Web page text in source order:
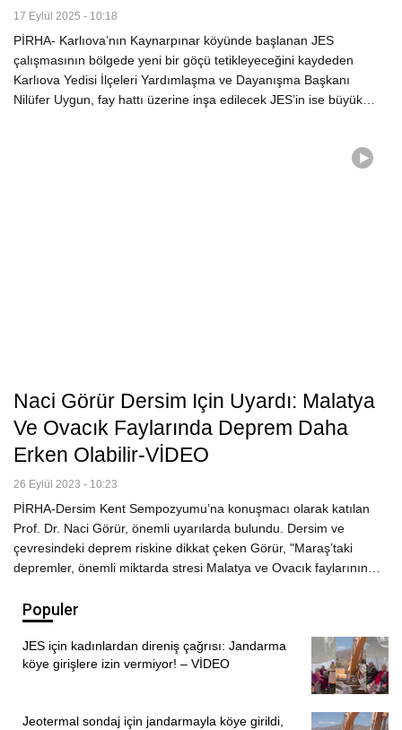
17 Eylül 2025 - 10:18
PİRHA- Karlıova’nın Kaynarpınar köyünde başlanan JES
çalışmasının bölgede yeni bir göçü tetikleyeceğini kaydeden
Karlıova Yedisi İlçeleri Yardımlaşma ve Dayanışma Başkanı
Nilüfer Uygun, fay hattı üzerine inşa edilecek JES’in ise büyük…
Naci Görür Dersim Için Uyardı: Malatya
Ve Ovacık Faylarında Deprem Daha
Erken Olabilir-VİDEO
26 Eylül 2023 - 10:23
PİRHA-Dersim Kent Sempozyumu’na konuşmacı olarak katılan
Prof. Dr. Naci Görür, önemli uyarılarda bulundu. Dersim ve
çevresindeki deprem riskine dikkat çeken Görür, "Maraş’taki
depremler, önemli miktarda stresi Malatya ve Ovacık faylarının…
Populer
JES için kadınlardan direniş çağrısı: Jandarma
köye girişlere izin vermiyor! – VİDEO
Jeotermal sondaj için jandarmayla köye girildi,